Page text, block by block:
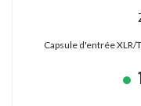
Capsule d'entrée